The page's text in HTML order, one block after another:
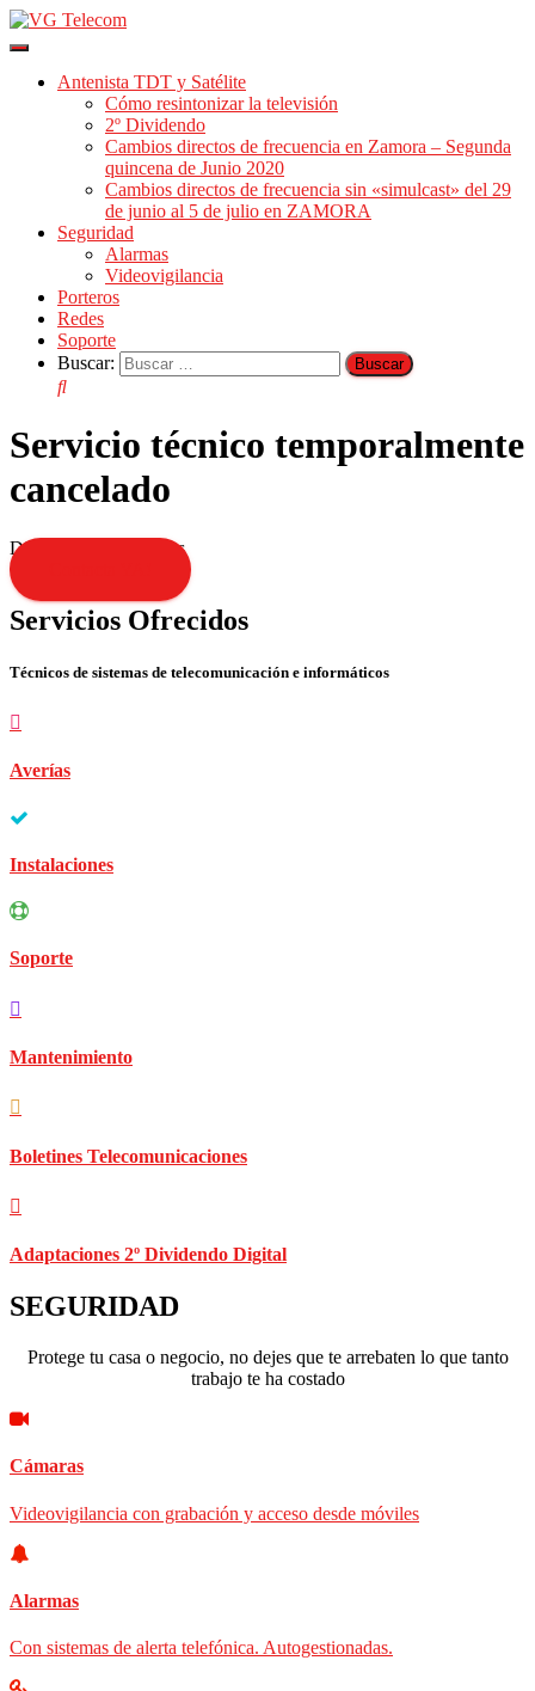
Cambiar
navegación
Antenista TDT y Satélite
Cómo resintonizar la televisión
2º Dividendo
Cambios directos de frecuencia en Zamora – Segunda
quincena de Junio 2020
Cambios directos de frecuencia sin «simulcast» del 29
de junio al 5 de julio en ZAMORA
Seguridad
Alarmas
Videovigilancia
Porteros
Redes
Soporte
Buscar:
Servicio técnico temporalmente
cancelado
Disculpen las molestias
Servicios Ofrecidos
Técnicos de sistemas de telecomunicación e informáticos
Averías
Instalaciones
Soporte
Mantenimiento
Boletines Telecomunicaciones
Adaptaciones 2º Dividendo Digital
SEGURIDAD
Protege tu casa o negocio, no dejes que te arrebaten lo que tanto
trabajo te ha costado
Cámaras
Videovigilancia con grabación y acceso desde móviles
Alarmas
Con sistemas de alerta telefónica. Autogestionadas.